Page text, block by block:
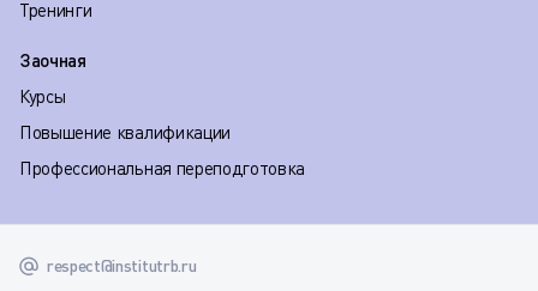
Тренинги
Заочная
Курсы
Повышение квалификации
Профессиональная переподготовка
respect@institutrb.ru